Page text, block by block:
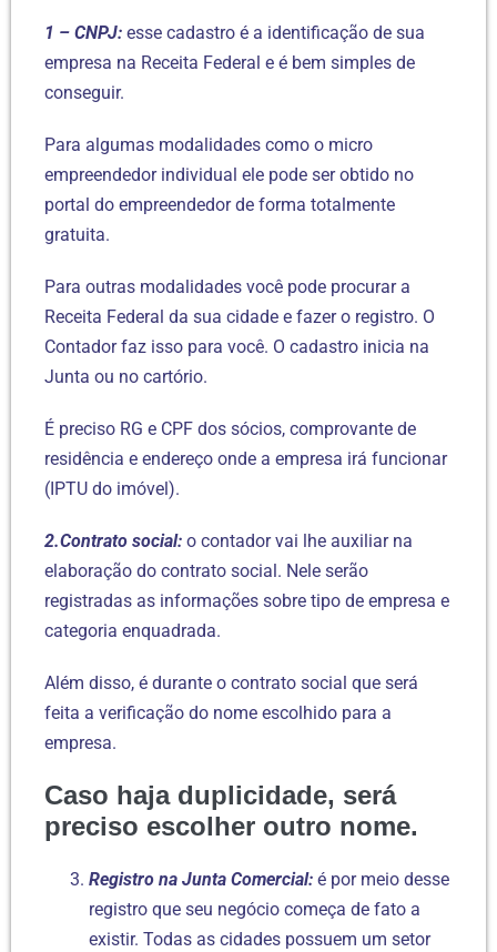
1 – CNPJ: esse cadastro é a identificação de sua
empresa na Receita Federal e é bem simples de
conseguir.
Para algumas modalidades como o micro
empreendedor individual ele pode ser obtido no
portal do empreendedor de forma totalmente
gratuita.
Para outras modalidades você pode procurar a
Receita Federal da sua cidade e fazer o registro. O
Contador faz isso para você. O cadastro inicia na
Junta ou no cartório.
É preciso RG e CPF dos sócios, comprovante de
residência e endereço onde a empresa irá funcionar
(IPTU do imóvel).
2.Contrato social: o contador vai lhe auxiliar na
elaboração do contrato social. Nele serão
registradas as informações sobre tipo de empresa e
categoria enquadrada.
Além disso, é durante o contrato social que será
feita a verificação do nome escolhido para a
empresa.
Caso haja duplicidade, será
preciso escolher outro nome.
Registro na Junta Comercial: é por meio desse
registro que seu negócio começa de fato a
existir. Todas as cidades possuem um setor